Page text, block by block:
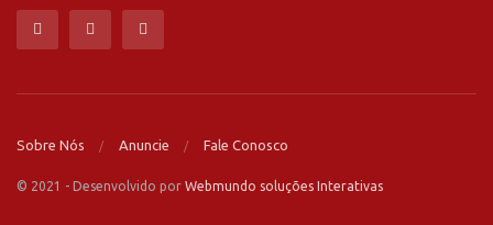
Sobre Nós Anuncie Fale Conosco
© 2021 - Desenvolvido por Webmundo soluções Interativas